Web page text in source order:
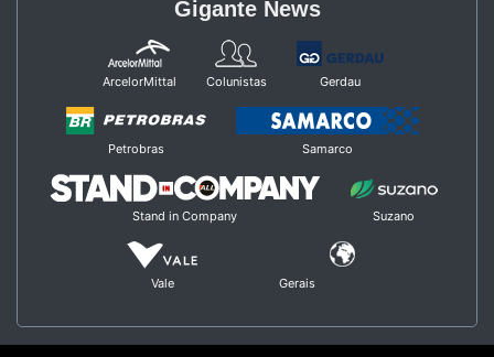
Gigante News
ArcelorMittal Colunistas Gerdau
Petrobras Samarco
Stand in Company Suzano
Vale Gerais